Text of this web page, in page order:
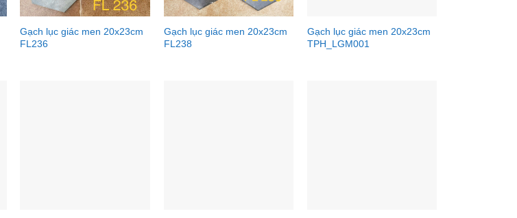
Gạch lục giác men 20x23cm
FL236
Gạch lục giác men 20x23cm
FL238
Gạch lục giác men 20x23cm
TPH_LGM001